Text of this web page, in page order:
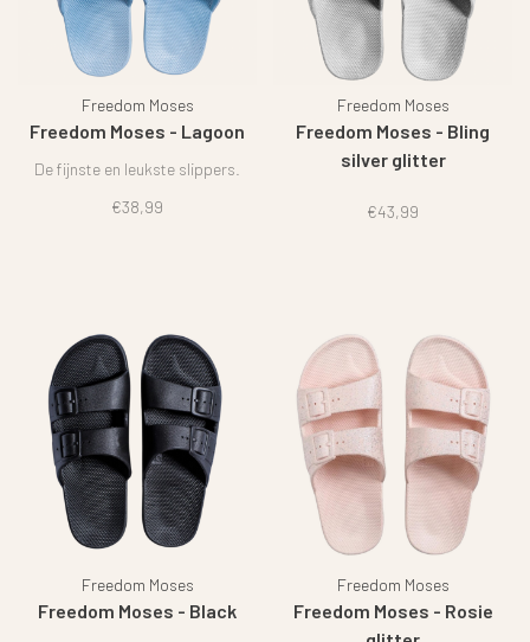
Freedom Moses
Freedom Moses - Lagoon
De fijnste en leukste slippers.
€38,99
Freedom Moses
Freedom Moses - Bling
silver glitter
€43,99
Freedom Moses
Freedom Moses - Black
Freedom Moses
Freedom Moses - Rosie